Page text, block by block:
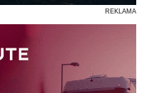
REKLAMA